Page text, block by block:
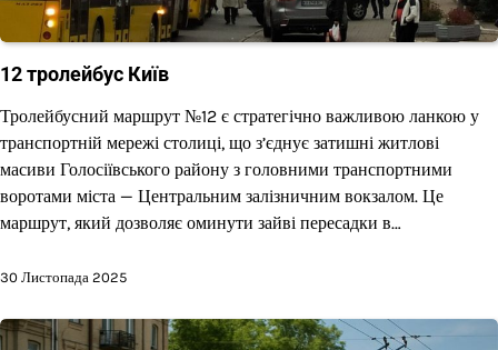
12 тролейбус Київ
Тролейбусний маршрут №12 є стратегічно важливою ланкою у
транспортній мережі столиці, що з’єднує затишні житлові
масиви Голосіївського району з головними транспортними
воротами міста — Центральним залізничним вокзалом. Це
маршрут, який дозволяє оминути зайві пересадки в…
30 Листопада 2025